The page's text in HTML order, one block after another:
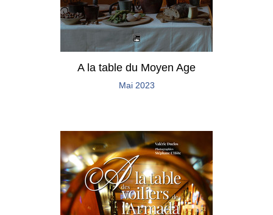
A la table du Moyen Age
Mai 2023